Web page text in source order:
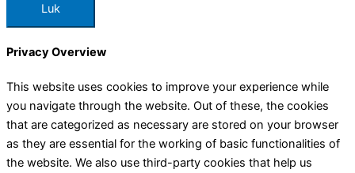
Luk
Privacy Overview
This website uses cookies to improve your experience while
you navigate through the website. Out of these, the cookies
that are categorized as necessary are stored on your browser
as they are essential for the working of basic functionalities of
the website. We also use third-party cookies that help us